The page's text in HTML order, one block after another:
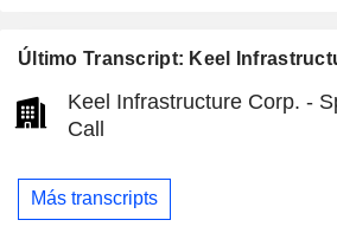
Último Transcript: Keel
Keel Infrastructure Corp. -
Call
Más transcripts